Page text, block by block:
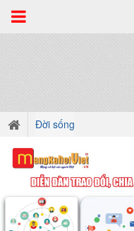
Đời sống